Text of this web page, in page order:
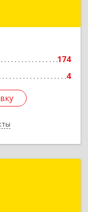
174
4
- Алания Респ,
Подробнее
- Алания Респ,